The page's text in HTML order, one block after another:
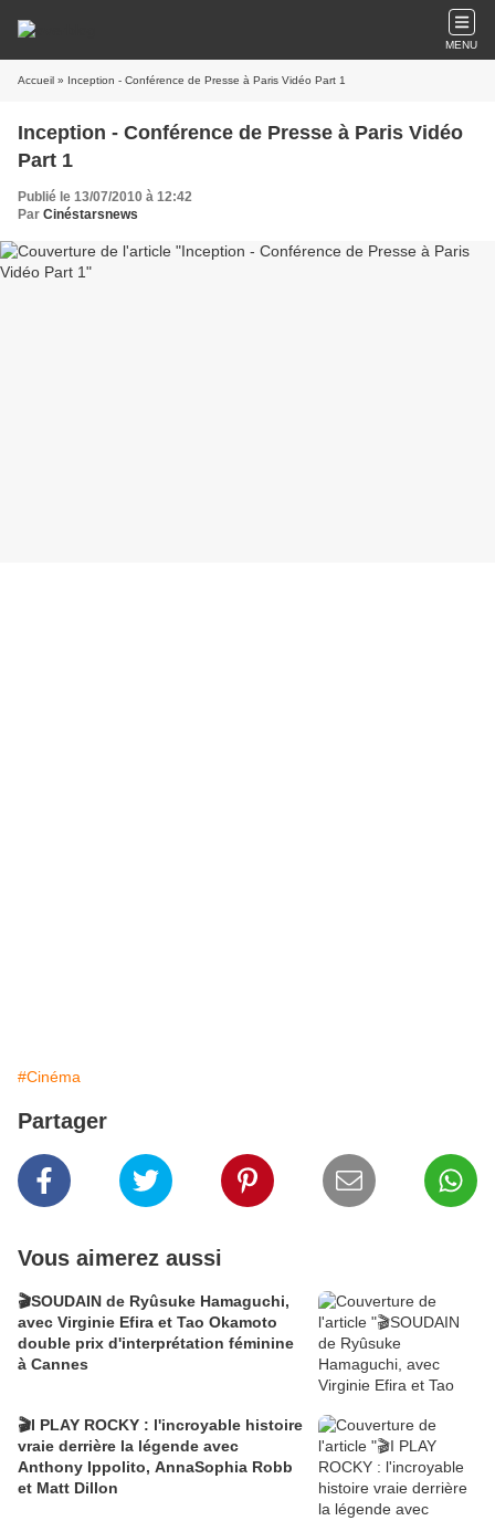
MENU
Accueil » Inception - Conférence de Presse à Paris Vidéo Part 1
Inception - Conférence de Presse à Paris Vidéo
Part 1
Publié le 13/07/2010 à 12:42
Par Cinéstarsnews
#Cinéma
Partager
Vous aimerez aussi
🎬SOUDAIN de Ryûsuke Hamaguchi,
avec Virginie Efira et Tao Okamoto
double prix d'interprétation féminine
à Cannes
🎬I PLAY ROCKY : l'incroyable histoire
vraie derrière la légende avec
Anthony Ippolito, AnnaSophia Robb
et Matt Dillon